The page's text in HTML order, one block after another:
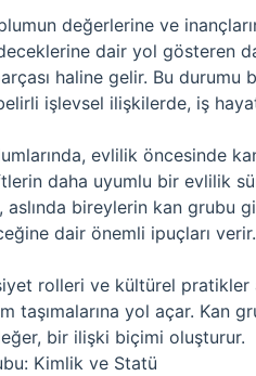
değerlerine ve
dair yol gösteren
haline gelir. Bu durumu
işlevsel ilişkilerde, iş
evlilik öncesinde
daha uyumlu bir evlilik
aslında bireylerin kan
dair önemli ipuçları verir.
rolleri ve kültürel
taşımalarına yol açar. Kan
bir ilişki biçimi oluşturur.
Kimlik ve Statü